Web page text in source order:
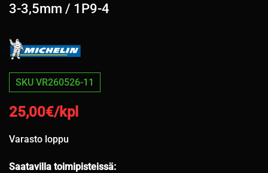
3-3,5mm / 1P9-4
SKU VR260526-11
25,00€/kpl
Varasto loppu
Saatavilla toimipisteissä: